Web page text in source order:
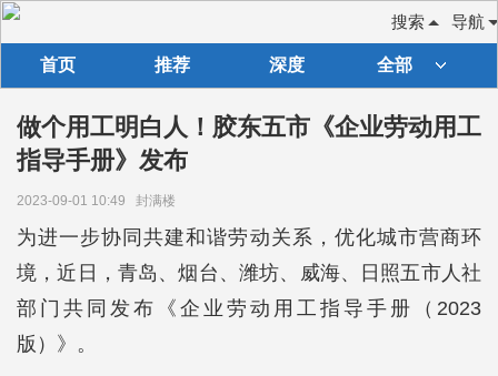
导航
搜索
首页 推荐 深度 全部
做个用工明白人！胶东五市《企业劳动用工
指导手册》发布
2023-09-01 10:49 封满楼
为进一步协同共建和谐劳动关系，优化城市营商环
境，近日，青岛、烟台、潍坊、威海、日照五市人社
部门共同发布《企业劳动用工指导手册（2023
版）》。